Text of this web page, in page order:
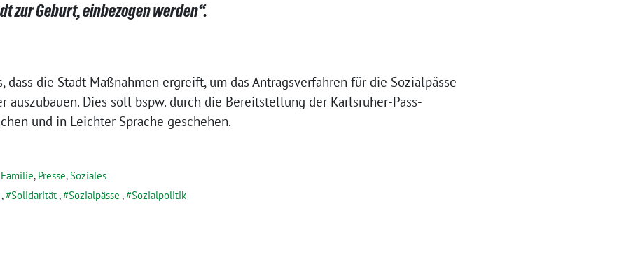
zur Geburt, einbezogen werden“.
dass die Stadt Maßnahmen ergreift, um das Antragsverfahren für die Sozialpässe
auszubauen. Dies soll bspw. durch die Bereitstellung der Karlsruher-Pass-
und in Leichter Sprache geschehen.
, Presse,Soziales
, Solidarität, Sozialpässe , Sozialpolitik